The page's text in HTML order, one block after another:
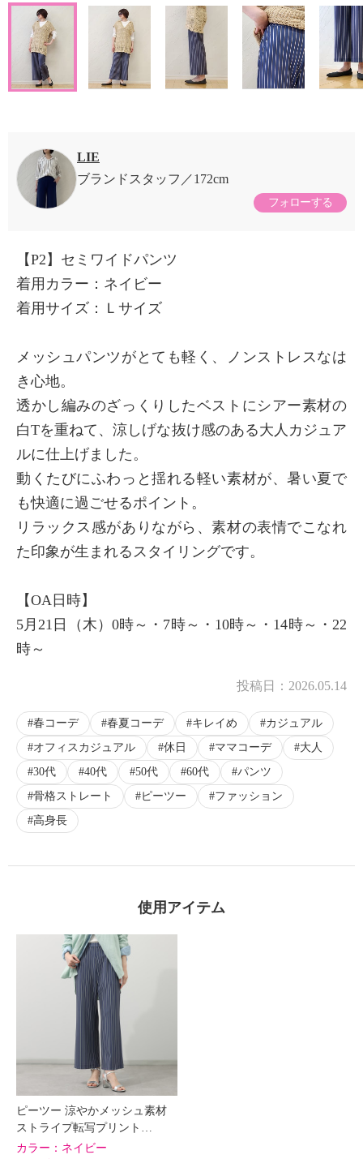
LIE
ブランドスタッフ
172cm
フォローする
【P2】セミワイドパンツ
着用カラー：ネイビー
着用サイズ：Ｌサイズ
メッシュパンツがとても軽く、ノンストレスなは
き心地。
透かし編みのざっくりしたベストにシアー素材の
白Tを重ねて、涼しげな抜け感のある大人カジュア
ルに仕上げました。
動くたびにふわっと揺れる軽い素材が、暑い夏で
も快適に過ごせるポイント。
リラックス感がありながら、素材の表情でこなれ
た印象が生まれるスタイリングです。
【OA日時】
5月21日（木）0時～・7時～・10時～・14時～・22
時～
投稿日： 2026.05.14
春コーデ 春夏コーデ キレイめ
カジュアル
オフィスカジュアル
休日 ママコーデ
大人
30代
40代 50代 60代
パンツ
骨格ストレート
ピーツー
ファッション
高身長
使用アイテム
ピーツー 涼やかメッシュ素材
ストライプ転写プリント…
カラー： ネイビー